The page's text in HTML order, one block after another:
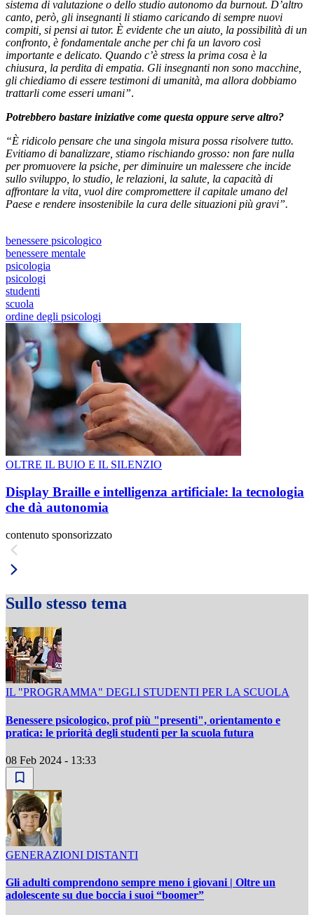
sistema di valutazione o dello studio autonomo da burnout. D’altro
canto, però, gli insegnanti li stiamo caricando di sempre nuovi
compiti, si pensi ai tutor. È evidente che un aiuto, la possibilità di un
confronto, è fondamentale anche per chi fa un lavoro così
importante e delicato. Quando c’è stress la prima cosa è la
chiusura, la perdita di empatia. Gli insegnanti non sono macchine,
gli chiediamo di essere testimoni di umanità, ma allora dobbiamo
trattarli come esseri umani”.
Potrebbero bastare iniziative come questa oppure serve altro?
“È ridicolo pensare che una singola misura possa risolvere tutto.
Evitiamo di banalizzare, stiamo rischiando grosso: non fare nulla
per promuovere la psiche, per diminuire un malessere che incide
sullo sviluppo, lo studio, le relazioni, la salute, la capacità di
affrontare la vita, vuol dire compromettere il capitale umano del
Paese e rendere insostenibile la cura delle situazioni più gravi”.
benessere psicologico
benessere mentale
psicologia
psicologi
studenti
scuola
ordine degli psicologi
OLTRE IL BUIO E IL SILENZIO
Display Braille e intelligenza artificiale: la tecnologia
che dà autonomia
contenuto sponsorizzato
Sullo stesso tema
IL "PROGRAMMA" DEGLI STUDENTI PER LA SCUOLA
Benessere psicologico, prof più "presenti", orientamento e
pratica: le priorità degli studenti per la scuola futura
08 Feb 2024 - 13:33
GENERAZIONI DISTANTI
Gli adulti comprendono sempre meno i giovani | Oltre un
adolescente su due boccia i suoi “boomer”